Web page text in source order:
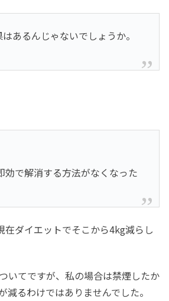
あるんじゃないでしょうか。
効で解消する方法がなくなった
在ダイエットでそこから4kg減らし
いてですが、私の場合は禁煙したか
減るわけではありませんでした。